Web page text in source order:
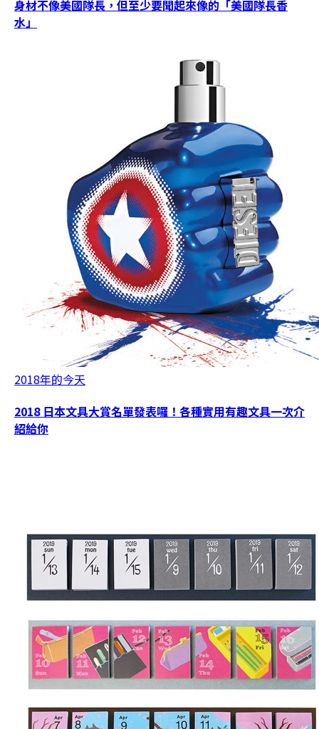
身材不像美國隊長，但至少要聞起來像的「美國隊長香
水」
2018年的今天
2018 日本文具大賞名單發表囉！各種實用有趣文具一次介
紹給你